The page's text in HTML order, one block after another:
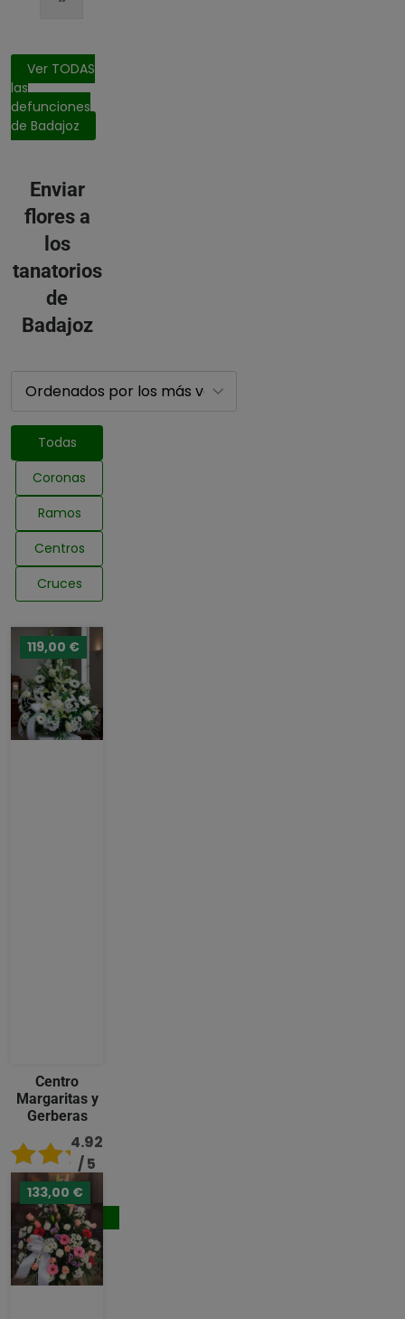
Ver TODAS
las
defunciones
de Badajoz
Enviar
flores a
los
tanatorios
de
Badajoz
Todas
Coronas
Ramos
Centros
Cruces
119,00 €
Centro
Margaritas y
Gerberas
4.92
/ 5
119,00 €
Comprar
133,00 €